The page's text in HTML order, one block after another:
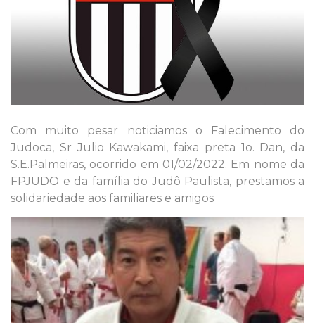
Com muito pesar noticiamos o Falecimento do
Judoca, Sr Julio Kawakami, faixa preta 1o. Dan, da
S.E.Palmeiras, ocorrido em 01/02/2022. Em nome da
FPJUDO e da família do Judô Paulista, prestamos a
solidariedade aos familiares e amigos